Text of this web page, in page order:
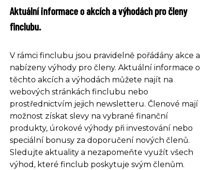
Aktuální informace o akcích a výhodách pro členy
finclubu.
V rámci finclubu jsou pravidelně pořádány akce a
nabízeny výhody pro členy. Aktuální informace o
těchto akcích a výhodách můžete najít na
webových stránkách finclubu nebo
prostřednictvím jejich newsletteru. Členové mají
možnost získat slevy na vybrané finanční
produkty, úrokové výhody při investování nebo
speciální bonusy za doporučení nových členů.
Sledujte aktuality a nezapomeňte využít všech
výhod, které finclub poskytuje svým členům.